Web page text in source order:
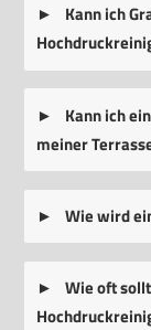
Kann ich
Kann ich
meiner
Wie wird
Wie oft